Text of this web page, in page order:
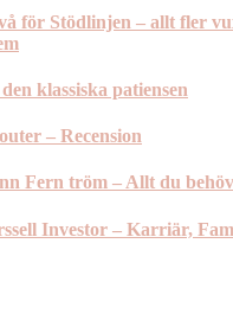
för Stödlinjen – allt fler
klassiska patiensen
– Recension
Fern tröm – Allt du
Investor – Karriär,